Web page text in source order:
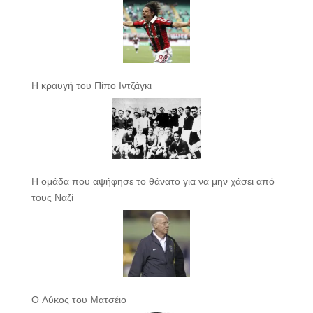
Η κραυγή του Πίπο Ιντζάγκι
Η ομάδα που αψήφησε το θάνατο για να μην χάσει από
τους Ναζί
Ο Λύκος του Ματσέιο